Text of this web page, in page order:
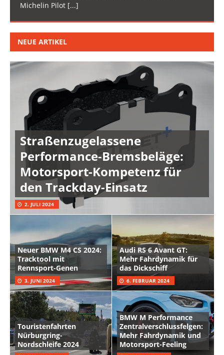
Michelin Pilot [...]
NEUE ARTIKEL
Straßenzugelassene
Performance-Bremsbeläge:
Motorsport-Kompetenz für
den Trackday-Einsatz
2. JULI 2024
Neuer BMW M4 CS 2024:
Tracktool mit
Rennsport-Genen
3. JUNI 2024
Audi RS 6 Avant GT:
Mehr Fahrdynamik für
das Dickschiff
6. FEBRUAR 2024
Touristenfahrten
Nürburgring-
Nordschleife 2024
BMW M Performance
Zentralverschlussfelgen:
Mehr Fahrdynamik und
Motorsport-Feeling